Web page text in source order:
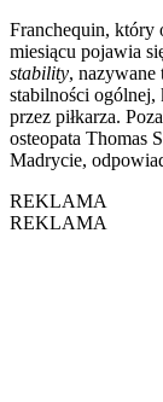
Franchequin, który
miesiącu pojawia
stability, nazywane
stabilności
przez piłkarza.
osteopata Thomas
Madrycie,
REKLAMA
REKLAMA